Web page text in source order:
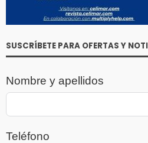
SUSCRÍBETE PARA OFERTAS Y
Nombre y apellidos
Teléfono